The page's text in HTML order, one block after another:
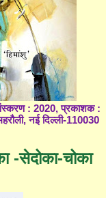
: 2020, प्रकाशक :
नई दिल्ली-110030
-सेदोका-चोका